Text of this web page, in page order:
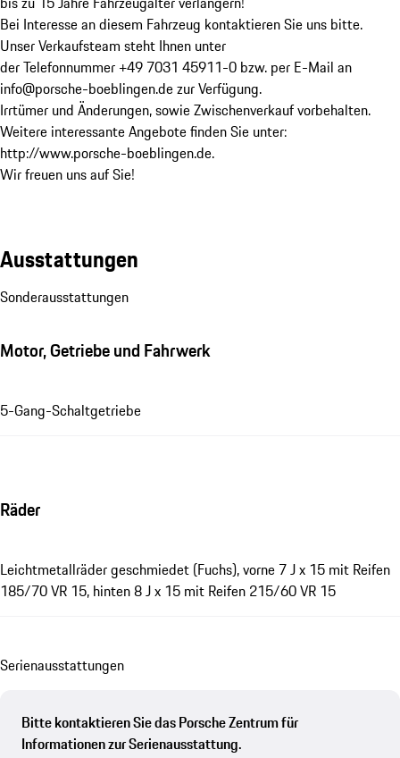
Bei Interesse an diesem Fahrzeug kontaktieren Sie uns bitte.
Unser Verkaufsteam steht Ihnen unter
der Telefonnummer +49 7031 45911-0 bzw. per E-Mail an
info@porsche-boeblingen.de zur Verfügung.
Irrtümer und Änderungen, sowie Zwischenverkauf vorbehalten.
Weitere interessante Angebote finden Sie unter:
http://www.porsche-boeblingen.de.
Wir freuen uns auf Sie!
Ausstattungen
Sonderausstattungen
Motor, Getriebe und Fahrwerk
5-Gang-Schaltgetriebe
Räder
Leichtmetallräder geschmiedet (Fuchs), vorne 7 J x 15 mit Reifen
185/70 VR 15, hinten 8 J x 15 mit Reifen 215/60 VR 15
Se­ri­en­aus­stat­tungen
Bitte kontaktieren Sie das Porsche Zentrum für
Informationen zur Serienausstattung.